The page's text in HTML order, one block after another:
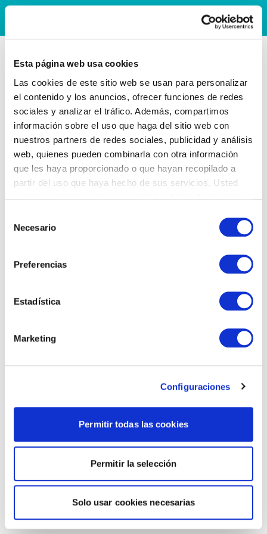
Esta página web usa cookies
Las cookies de este sitio web se usan para personalizar
el contenido y los anuncios, ofrecer funciones de redes
sociales y analizar el tráfico. Además, compartimos
información sobre el uso que haga del sitio web con
nuestros partners de redes sociales, publicidad y análisis
web, quienes pueden combinarla con otra información
que les haya proporcionado o que hayan recopilado a
partir del uso que haya hecho de sus servicios. Usted
Necesario
Preferencias
Estadística
Marketing
Configuraciones
Permitir todas las cookies
Permitir la selección
Solo usar cookies necesarias